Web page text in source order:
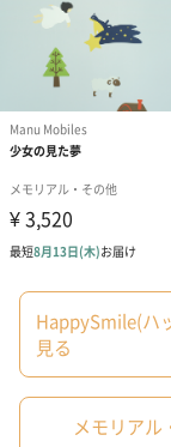
包装紙（ホワイト）
（330円）
HappySmile(ハ
見る
メモリアル